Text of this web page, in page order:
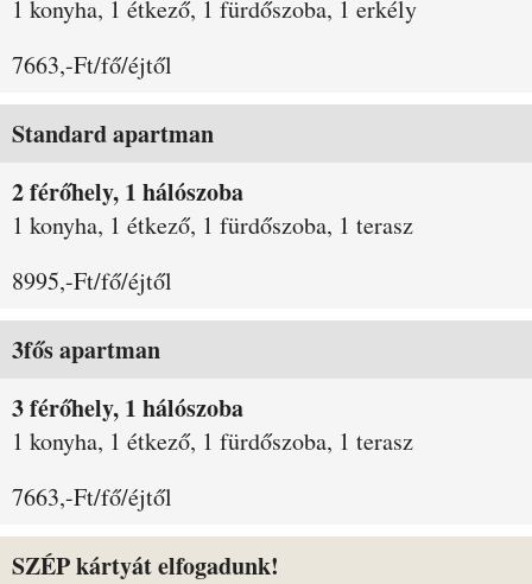
1 konyha, 1 étkező, 1 fürdőszoba, 1 erkély
7663,-Ft/fő/éjtől
Standard apartman
2 férőhely, 1 hálószoba
1 konyha, 1 étkező, 1 fürdőszoba, 1 terasz
8995,-Ft/fő/éjtől
3fős apartman
3 férőhely, 1 hálószoba
1 konyha, 1 étkező, 1 fürdőszoba, 1 terasz
7663,-Ft/fő/éjtől
SZÉP kártyát elfogadunk!